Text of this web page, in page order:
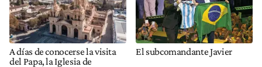
A días de conocerse la visita
del Papa, la Iglesia de
El subcomandante Javier